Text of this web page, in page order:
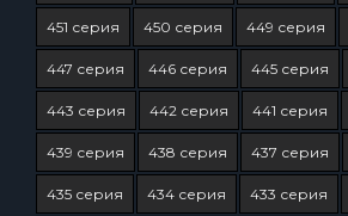
451 серия 450 серия 449 серия
447 серия 446 серия 445 серия
443 серия 442 серия 441 серия
439 серия 438 серия 437 серия
435 серия 434 серия 433 серия